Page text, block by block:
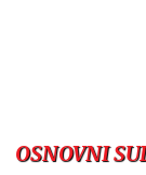
OSNOVNI